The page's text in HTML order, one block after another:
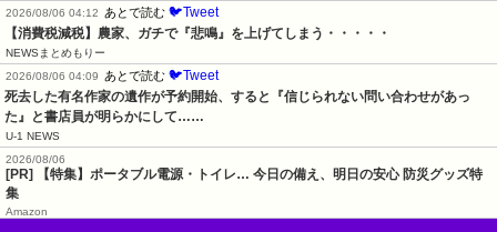
2026/08/06 04:12
あとで読む 🐦Tweet
【消費税減税】農家、ガチで『悲鳴』を上げてしまう・・・・・
NEWSまとめもりー
2026/08/06 04:09
あとで読む 🐦Tweet
死去した有名作家の遺作が予約開始、すると『信じられない問い合わせがあっ
た』と書店員が明らかにして……
U-1 NEWS
2026/08/06
[PR] 【特集】ポータブル電源・トイレ… 今日の備え、明日の安心 防災グッズ特
集
Amazon